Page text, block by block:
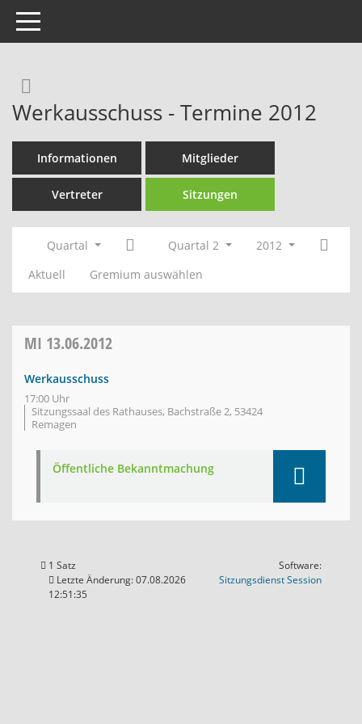
Toggle navigation
Werkausschuss - Termine 2012
Informationen Mitglieder
Vertreter Sitzungen
Quartal Quartal 2
2012
Aktuell
Gremium auswählen
MI 13.06.2012
Werkausschuss
17:00 Uhr
Sitzungssaal des Rathauses, Bachstraße 2, 53424
Remagen
Öffentliche Bekanntmachung
1 Satz
Letzte Änderung: 07.08.2026
12:51:35
Software:
SitzungsdienstSession(Wird in